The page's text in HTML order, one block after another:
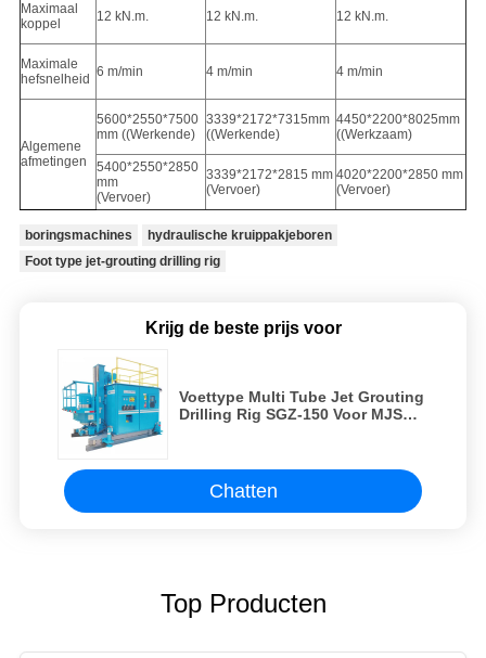
Maximaal
koppel
12 kN.m. 12 kN.m. 12 kN.m.
Maximale
hefsnelheid 6 m/min 4 m/min 4 m/min
Algemene
afmetingen
5600*2550*7500
mm ((Werkende)
3339*2172*7315mm
((Werkende)
4450*2200*8025mm
((Werkzaam)
5400*2550*2850
mm
(Vervoer)
3339*2172*2815 mm
(Vervoer)
4020*2200*2850 mm
(Vervoer)
boringsmachines
hydraulische kruippakjeboren
Foot type jet-grouting drilling rig
Krijg de beste prijs voor
Voettype Multi Tube Jet Grouting
Drilling Rig SGZ-150 Voor MJS
Chatten
Top Producten